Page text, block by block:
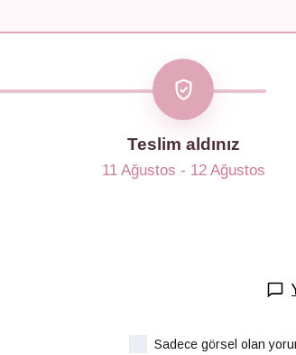
Teslim aldınız
11 Ağustos - 12 Ağustos
Sadece görsel olan